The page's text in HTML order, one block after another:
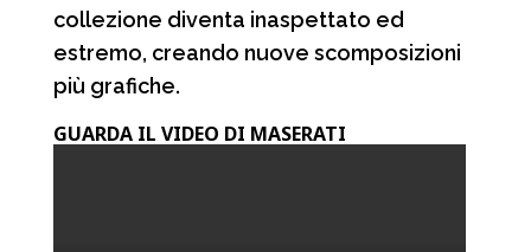
collezione diventa inaspettato ed
estremo, creando nuove scomposizioni
più grafiche.
GUARDA IL VIDEO DI MASERATI